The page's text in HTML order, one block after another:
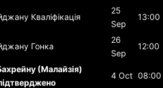
Кваліфікація
25
Sep
13:00
Гонка
26
Sep
12:00
(Малайзія)
4 Oct 08:00